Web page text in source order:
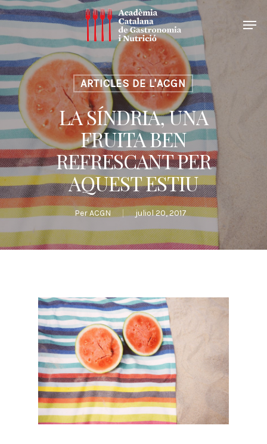
ARTICLES DE L'ACGN
LA SÍNDRIA, UNA
FRUITA BEN
REFRESCANT PER
AQUEST ESTIU
PerACGN juliol 20, 2017